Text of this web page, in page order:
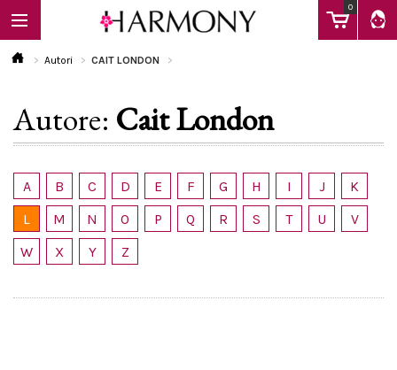
0
EBOOK
LIBRI
Calendario
Autori CAIT LONDON
Autore: Cait London
A B C D E F G H I J
K
L
M N O P Q R S T U
V
W
X Y Z